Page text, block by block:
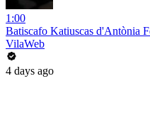
1:00
Batiscafo Katiuscas d'Antònia
VilaWeb
4 days ago